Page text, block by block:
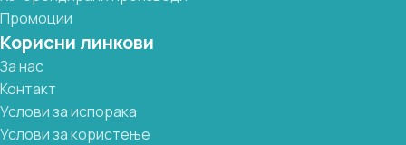
Промоции
Корисни линкови
За нас
Контакт
Услови за испорака
Услови за користење